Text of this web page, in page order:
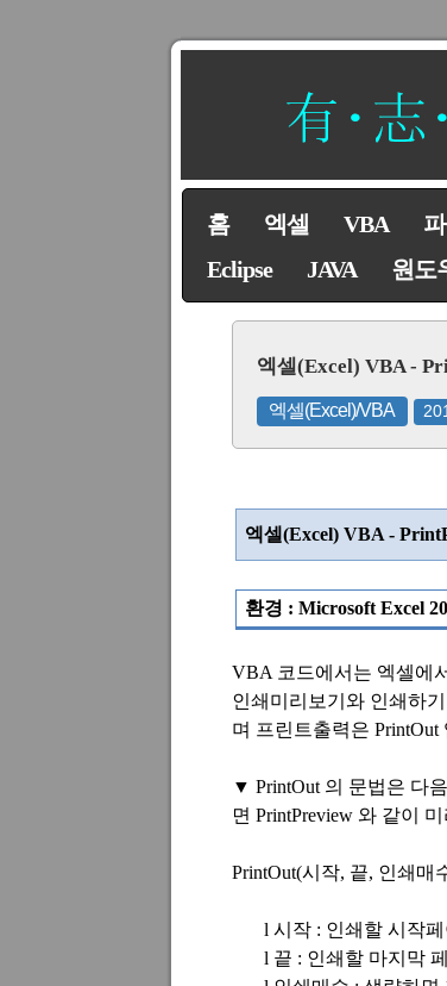
홈 엑셀 VBA
Eclipse
JAVA 원도
엑셀(Excel) VBA -
엑셀(Excel)/VBA
엑셀(Excel) VBA -
환경 : Microsoft Excel
VBA 코드에서는 엑셀에
인쇄미리보기와 인쇄하
며 프린트출력은 PrintOut
▼ PrintOut 의 문법은 다
면 PrintPreview 와 같이
PrintOut(시작, 끝, 인쇄매
l 시작: 인쇄할 시작
l 끝 : 인쇄할 마지막